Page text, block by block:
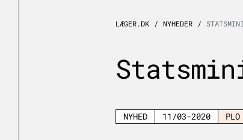
LÆGER.DK NYHEDER
NYHED 11/03-2020 PLO